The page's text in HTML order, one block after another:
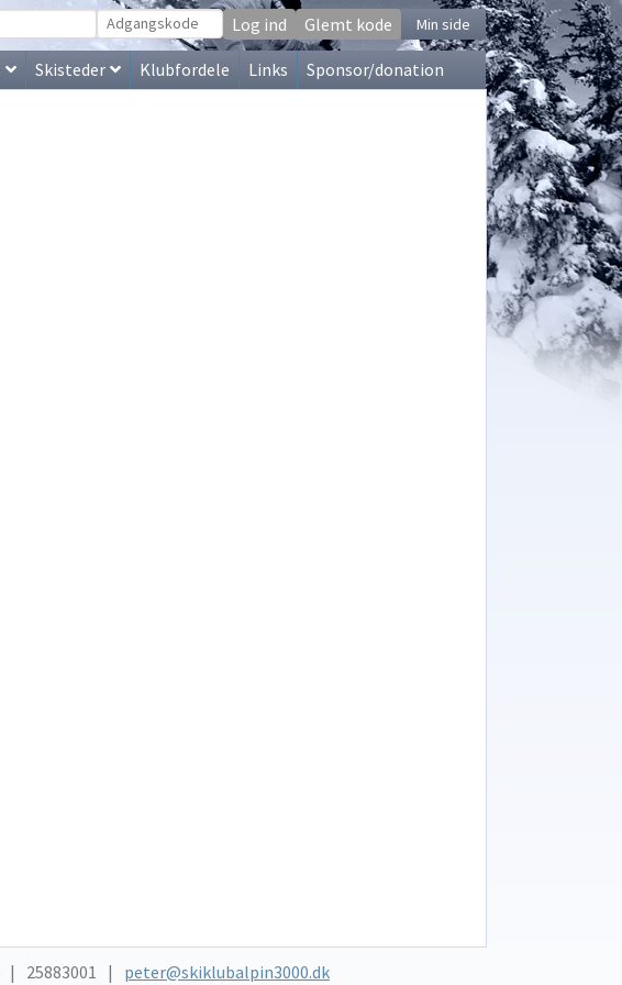
Min side
Glemt kode
Skisteder Klubfordele Links Sponsor/donation
25883001 peter@skiklubalpin3000.dk